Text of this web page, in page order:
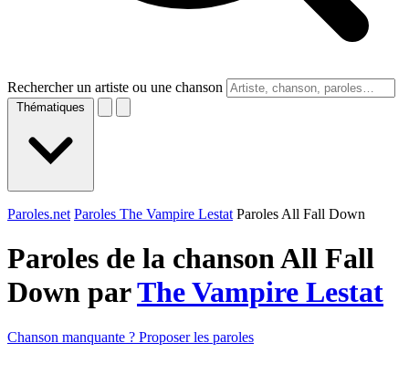
Rechercher un artiste ou une chanson
Thématiques
Paroles.net Paroles The Vampire Lestat Paroles All Fall Down
Paroles de la chanson All Fall
Down parThe Vampire Lestat
Chanson manquante ? Proposer les paroles